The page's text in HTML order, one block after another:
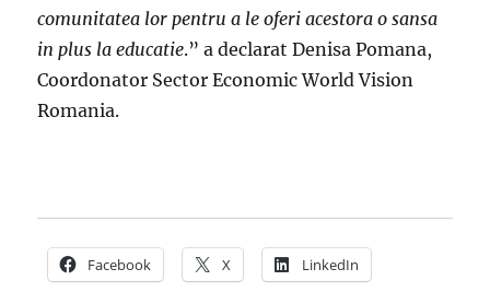
comunitatea lor pentru a le oferi acestora o sansa
in plus la educatie.” a declarat Denisa Pomana,
Coordonator Sector Economic World Vision
Romania.
Facebook X LinkedIn